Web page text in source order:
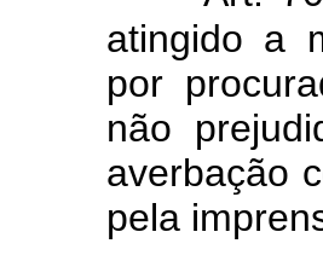
atingido a
por
não
averbação
pela